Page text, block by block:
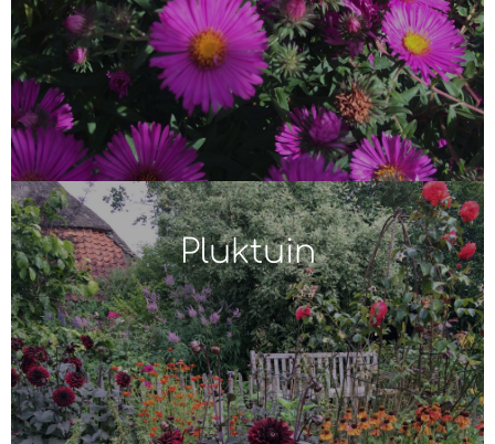
Pluktuin